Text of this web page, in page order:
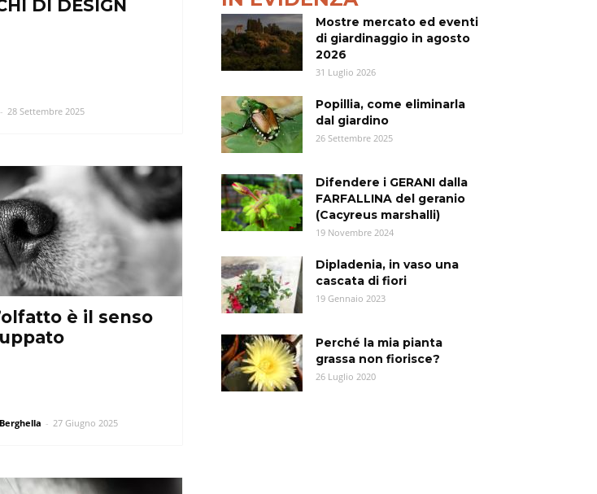
DI DESIGN
- 28 Settembre 2025
è il senso
- 27 Giugno 2025
Mostre mercato ed eventi
di giardinaggio in agosto
2026
31 Luglio 2026
Popillia, come eliminarla
dal giardino
26 Settembre 2025
Difendere i GERANI dalla
FARFALLINA del geranio
(Cacyreus marshalli)
19 Novembre 2024
Dipladenia, in vaso una
cascata di fiori
19 Gennaio 2023
Perché la mia pianta
grassa non fiorisce?
26 Luglio 2020